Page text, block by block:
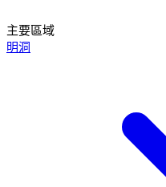
主要區域
明洞